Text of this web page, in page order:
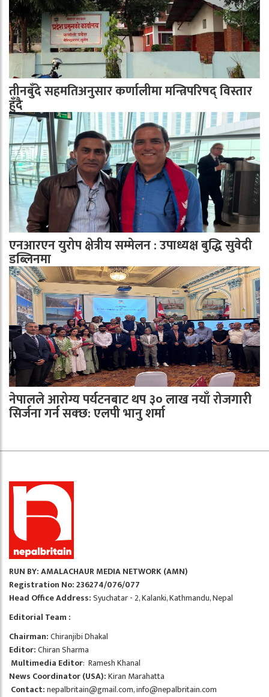
तीनबुँदे सहमतिअनुसार कर्णालीमा मन्त्रिपरिषद् विस्तार
हुँदै
एनआरएन युरोप क्षेत्रीय सम्मेलन : उपाध्यक्ष बुद्धि सुवेदी
डब्लिनमा
नेपालले आरोग्य पर्यटनबाट थप ३० लाख नयाँ रोजगारी
सिर्जना गर्न सक्छ: एलपी भानु शर्मा
RUN BY: AMALACHAUR MEDIA NETWORK (AMN)
Registration No: 236274/076/077
Head Office Address:Syuchatar - 2, Kalanki, Kathmandu, Nepal
Editorial Team :
Chairman:Chiranjibi Dhakal
Editor:Chiran Sharma
Multimedia Editor: Ramesh Khanal
News Coordinator (USA):Kiran Marahatta
Contact:nepalbritain@gmail.com,info@nepalbritain.com